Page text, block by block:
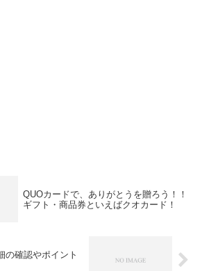
QUOカードで、ありがとうを贈ろう！！
ギフト・商品券といえばクオカード！
の確認やポイント